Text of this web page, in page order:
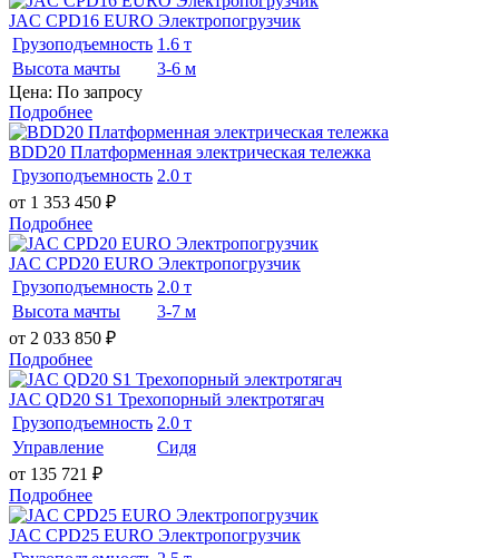
JAC CPD16 EURO Электропогрузчик
Грузоподъемность 1.6 т
Высота мачты
3-6 м
Цена: По запросу
Подробнее
BDD20 Платформенная электрическая тележка
Грузоподъемность 2.0 т
от 1 353 450 ₽
Подробнее
JAC CPD20 EURO Электропогрузчик
Грузоподъемность 2.0 т
Высота мачты
3-7 м
от 2 033 850 ₽
Подробнее
JAC QD20 S1 Трехопорный электротягач
Грузоподъемность 2.0 т
Управление
Сидя
от 135 721 ₽
Подробнее
JAC CPD25 EURO Электропогрузчик